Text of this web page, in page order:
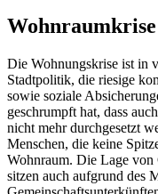
Die Wohnungskrise ist in
Stadtpolitik, die riesige
sowie soziale
geschrumpft hat, dass
nicht mehr durchgesetzt
Menschen, die keine
Wohnraum. Die Lage von
sitzen auch aufgrund des